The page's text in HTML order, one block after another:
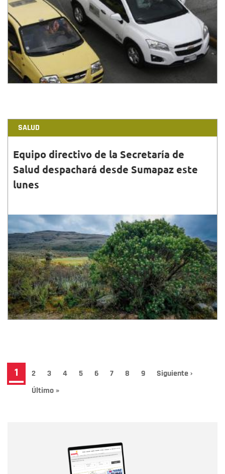
La restricción de servicio de transporte Especial
(automóvil, camioneta o campero de cuatro
pasajeros), va de 5:30 a.m. a 9:00 p.m.
SALUD
Equipo directivo de la Secretaría de
Salud despachará desde Sumapaz este
lunes
31•ENE•2022
La jornada iniciará en el Centro de Salud Nazareth
Sumapaz, con una reunión de directivos de la
Secretaría de Salud con la Junta Administradora
local.
Paginación
Página
actual
1 Page
2 Page
3 Page
4 Page
5 Page
6 Page
7 Page
8 Page
9
Siguiente
Siguiente ›
Última
Último »
Correo electrónico